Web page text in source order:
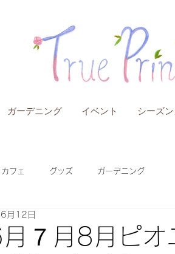
ガーデニング イベント シーズ
カフェ グッズ ガーデニング
７月8月ピオ
月12日